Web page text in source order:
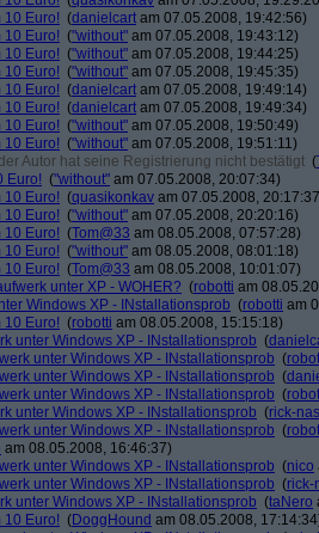
10 Euro! (danielcart am 07.05.2008, 19:42:56)
10 Euro! ("without" am 07.05.2008, 19:43:12)
10 Euro! ("without" am 07.05.2008, 19:44:25)
10 Euro! ("without" am 07.05.2008, 19:45:35)
10 Euro! (danielcart am 07.05.2008, 19:49:14)
10 Euro! (danielcart am 07.05.2008, 19:49:34)
10 Euro! ("without" am 07.05.2008, 19:50:49)
10 Euro! ("without" am 07.05.2008, 19:51:11)
Autor hat seine Registrierung nicht bestätigt (
Euro! ("without" am 07.05.2008, 20:07:34)
10 Euro! (quasikonkav am 07.05.2008,
10 Euro! ("without" am 07.05.2008, 20:20:16)
10 Euro! (Tom@33 am 08.05.2008, 07:57:28)
10 Euro! ("without" am 08.05.2008, 08:01:18)
10 Euro! (Tom@33 am 08.05.2008, 10:01:07)
unter XP - WOHER? (robotti am
Windows XP - INstallationsprob (robotti am
10 Euro! (robotti am 08.05.2008, 15:15:18)
unter Windows XP - INstallationsprob (
unter Windows XP - INstallationsprob (
unter Windows XP - INstallationsprob (
unter Windows XP - INstallationsprob (
unter Windows XP - INstallationsprob (rick-
unter Windows XP - INstallationsprob (
am 08.05.2008, 16:46:37)
unter Windows XP - INstallationsprob (nico
unter Windows XP - INstallationsprob (rick-
unter Windows XP - INstallationsprob (taNero
10 Euro! (DoggHound am 08.05.2008,